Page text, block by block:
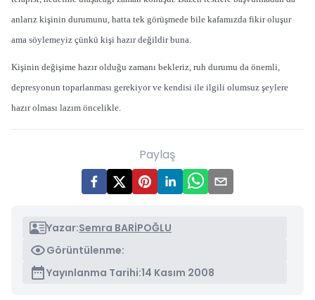
anlarız kişinin durumunu, hatta tek görüşmede bile kafamızda fikir oluşur
ama söylemeyiz çünkü kişi hazır değildir buna.
Kişinin değişime hazır olduğu zamanı bekleriz, ruh durumu da önemli,
depresyonun to­parlanması gerekiyor ve ken­disi ile ilgili olumsuz şeylere
hazır olması lazım öncelikle.
Paylaş
Yazar:Semra BARİPOĞLU
Görüntülenme:
Yayınlanma Tarihi:14 Kasım 2008